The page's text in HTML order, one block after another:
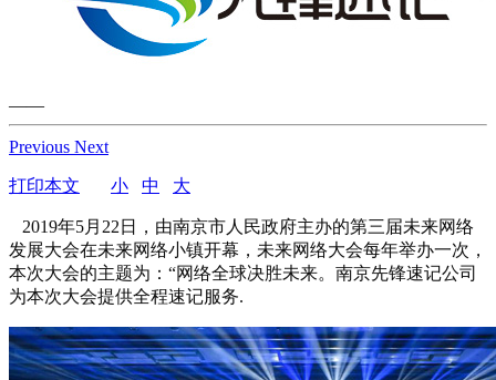
服务案例
第三届未来网络发展大会
——
Previous Next
打印本文 小 中 大
2019年5月22日，由南京市人民政府主办的第三届未来网络
发展大会在未来网络小镇开幕，未来网络大会每年举办一次，
本次大会的主题为：“网络全球决胜未来。南京先锋速记公司
为本次大会提供全程速记服务.